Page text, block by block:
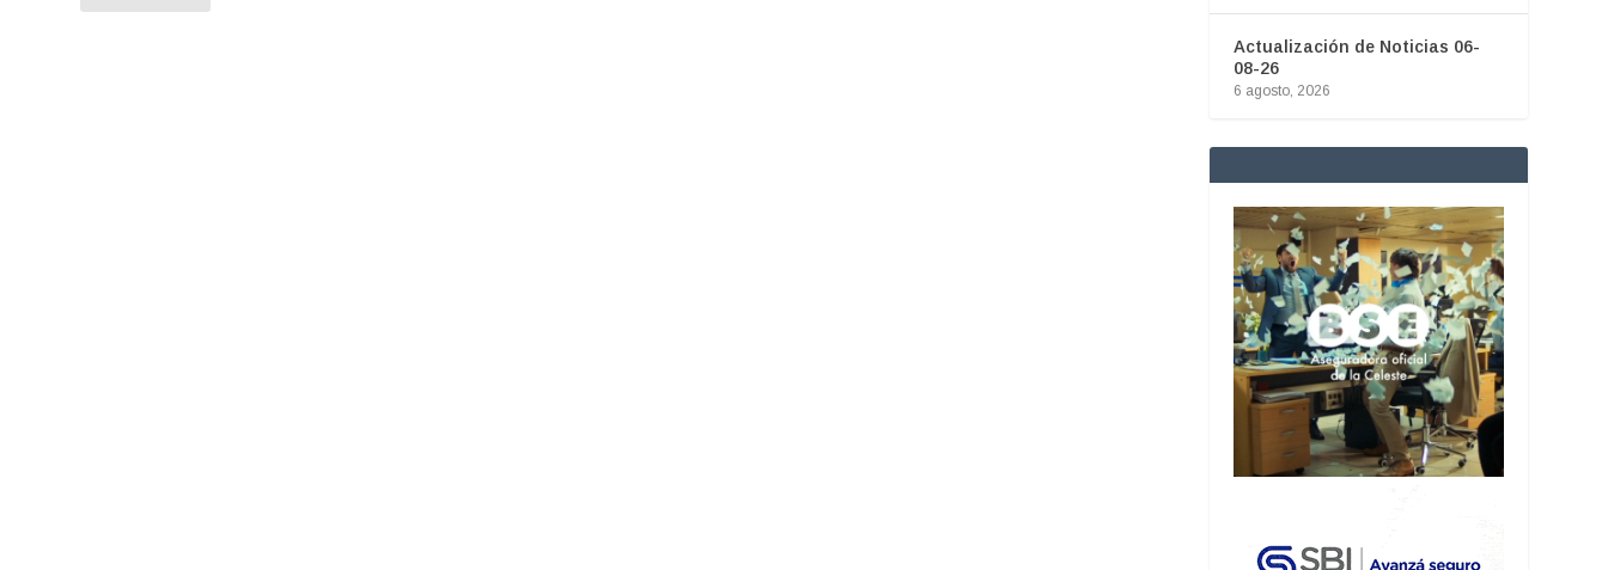
Actualización de Noticias 06-
08-26
6 agosto, 2026